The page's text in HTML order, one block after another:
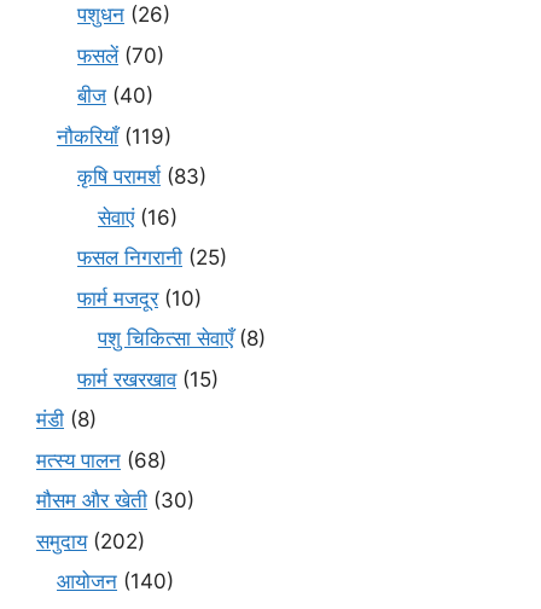
पशुधन (26)
फसलें(70)
बीज (40)
नौकरियाँ(119)
कृषि परामर्श(83)
सेवाएं(16)
फसल निगरानी (25)
फार्म मजदूर(10)
पशु चिकित्सा सेवाएँ(8)
फार्म रखरखाव(15)
मंडी (8)
मत्स्य पालन (68)
मौसम और खेती (30)
समुदाय(202)
आयोजन (140)